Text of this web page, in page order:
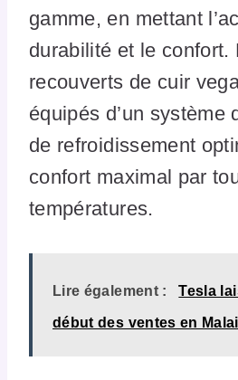
gamme, en mettant
durabilité et le confort.
recouverts de cuir
équipés d’un système
de refroidissement
confort maximal par
températures.
Lire également : Tesla
début des ventes en